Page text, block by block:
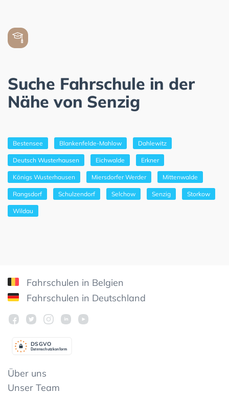
Suche Fahrschule in der
Nähe von Senzig
Bestensee Blankenfelde-Mahlow Dahlewitz
Deutsch Wusterhausen Eichwalde Erkner
Königs Wusterhausen Miersdorfer Werder Mittenwalde
Rangsdorf Schulzendorf Selchow Senzig Storkow
Wildau
Fahrschulen in Belgien
Fahrschulen in Deutschland
Datenschutzkonform
DSGVO
Über uns
Unser Team